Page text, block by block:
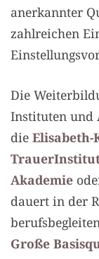
anerkannter
zahlreichen
Die
Instituten und
die Elisabeth-
Akademie
dauert in der
Große